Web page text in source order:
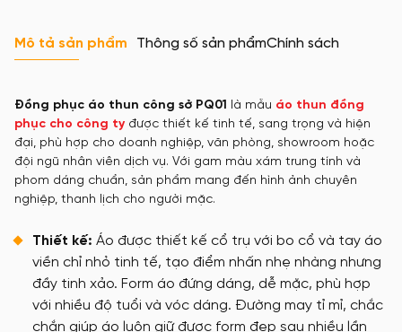
Mô tả sản phẩm Thông số sản phẩmChính sách
Đồng phục áo thun công sở PQ01 là mẫu áo thun đồng
phục cho công ty được thiết kế tinh tế, sang trọng và hiện
đại, phù hợp cho doanh nghiệp, văn phòng, showroom hoặc
đội ngũ nhân viên dịch vụ. Với gam màu xám trung tính và
phom dáng chuẩn, sản phẩm mang đến hình ảnh chuyên
nghiệp, thanh lịch cho người mặc.
Thiết kế: Áo được thiết kế cổ trụ với bo cổ và tay áo
viền chỉ nhỏ tinh tế, tạo điểm nhấn nhẹ nhàng nhưng
đầy tinh xảo. Form áo đứng dáng, dễ mặc, phù hợp
với nhiều độ tuổi và vóc dáng. Đường may tỉ mỉ, chắc
chắn giúp áo luôn giữ được form đẹp sau nhiều lần